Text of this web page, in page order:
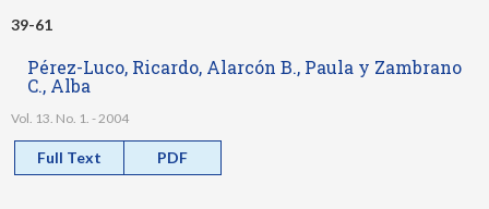
39-61
Pérez-Luco, Ricardo, Alarcón B., Paula y Zambrano
C., Alba
Vol. 13. No. 1. - 2004
Full Text PDF